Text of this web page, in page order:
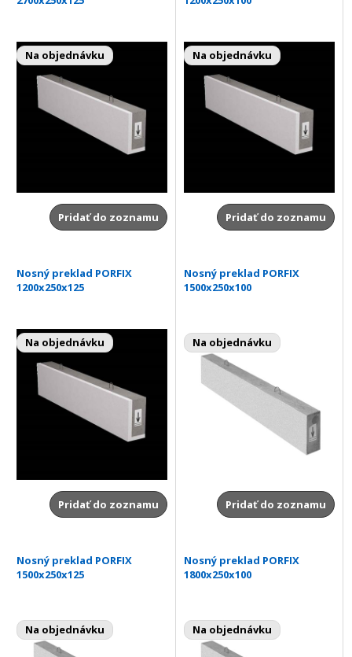
Na objednávku
Pridať do zoznamu
Na objednávku
Pridať do zoznamu
Nosný preklad PORFIX
1200x250x125
Na objednávku
Pridať do zoznamu
Nosný preklad PORFIX
1500x250x100
Na objednávku
Pridať do zoznamu
Nosný preklad PORFIX
1500x250x125
Na objednávku
Nosný preklad PORFIX
1800x250x100
Na objednávku